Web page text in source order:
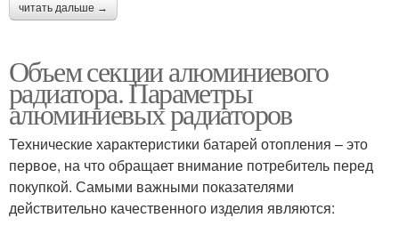
читать дальше →
Объем секции алюминиевого
радиатора. Параметры
алюминиевых радиаторов
Технические характеристики батарей отопления – это
первое, на что обращает внимание потребитель перед
покупкой. Самыми важными показателями
действительно качественного изделия являются: